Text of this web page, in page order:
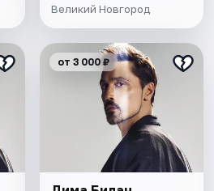
Великий Новгород
от 3 000 ₽